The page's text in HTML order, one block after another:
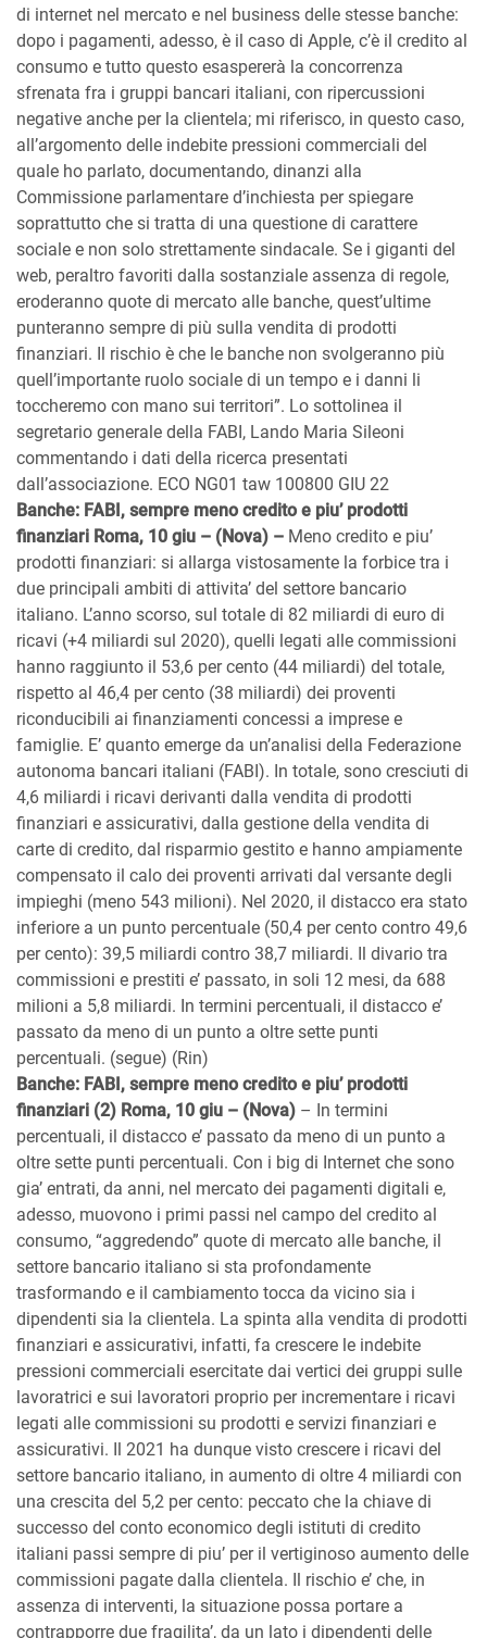
di internet nel mercato e nel business delle stesse banche:
dopo i pagamenti, adesso, è il caso di Apple, c’è il credito al
consumo e tutto questo esaspererà la concorrenza
sfrenata fra i gruppi bancari italiani, con ripercussioni
negative anche per la clientela; mi riferisco, in questo caso,
all’argomento delle indebite pressioni commerciali del
quale ho parlato, documentando, dinanzi alla
Commissione parlamentare d’inchiesta per spiegare
soprattutto che si tratta di una questione di carattere
sociale e non solo strettamente sindacale. Se i giganti del
web, peraltro favoriti dalla sostanziale assenza di regole,
eroderanno quote di mercato alle banche, quest’ultime
punteranno sempre di più sulla vendita di prodotti
finanziari. Il rischio è che le banche non svolgeranno più
quell’importante ruolo sociale di un tempo e i danni li
toccheremo con mano sui territori”. Lo sottolinea il
segretario generale della FABI, Lando Maria Sileoni
commentando i dati della ricerca presentati
dall’associazione. ECO NG01 taw 100800 GIU 22
Banche: FABI, sempre meno credito e piu’ prodotti
finanziari Roma, 10 giu – (Nova) – Meno credito e piu’
prodotti finanziari: si allarga vistosamente la forbice tra i
due principali ambiti di attivita’ del settore bancario
italiano. L’anno scorso, sul totale di 82 miliardi di euro di
ricavi (+4 miliardi sul 2020), quelli legati alle commissioni
hanno raggiunto il 53,6 per cento (44 miliardi) del totale,
rispetto al 46,4 per cento (38 miliardi) dei proventi
riconducibili ai finanziamenti concessi a imprese e
famiglie. E’ quanto emerge da un’analisi della Federazione
autonoma bancari italiani (FABI). In totale, sono cresciuti di
4,6 miliardi i ricavi derivanti dalla vendita di prodotti
finanziari e assicurativi, dalla gestione della vendita di
carte di credito, dal risparmio gestito e hanno ampiamente
compensato il calo dei proventi arrivati dal versante degli
impieghi (meno 543 milioni). Nel 2020, il distacco era stato
inferiore a un punto percentuale (50,4 per cento contro 49,6
per cento): 39,5 miliardi contro 38,7 miliardi. Il divario tra
commissioni e prestiti e’ passato, in soli 12 mesi, da 688
milioni a 5,8 miliardi. In termini percentuali, il distacco e’
passato da meno di un punto a oltre sette punti
percentuali. (segue) (Rin)
Banche: FABI, sempre meno credito e piu’ prodotti
finanziari (2) Roma, 10 giu – (Nova) – In termini
percentuali, il distacco e’ passato da meno di un punto a
oltre sette punti percentuali. Con i big di Internet che sono
gia’ entrati, da anni, nel mercato dei pagamenti digitali e,
adesso, muovono i primi passi nel campo del credito al
consumo, “aggredendo” quote di mercato alle banche, il
settore bancario italiano si sta profondamente
trasformando e il cambiamento tocca da vicino sia i
dipendenti sia la clientela. La spinta alla vendita di prodotti
finanziari e assicurativi, infatti, fa crescere le indebite
pressioni commerciali esercitate dai vertici dei gruppi sulle
lavoratrici e sui lavoratori proprio per incrementare i ricavi
legati alle commissioni su prodotti e servizi finanziari e
assicurativi. Il 2021 ha dunque visto crescere i ricavi del
settore bancario italiano, in aumento di oltre 4 miliardi con
una crescita del 5,2 per cento: peccato che la chiave di
successo del conto economico degli istituti di credito
italiani passi sempre di piu’ per il vertiginoso aumento delle
commissioni pagate dalla clientela. Il rischio e’ che, in
assenza di interventi, la situazione possa portare a
contrapporre due fragilita’, da un lato i dipendenti delle